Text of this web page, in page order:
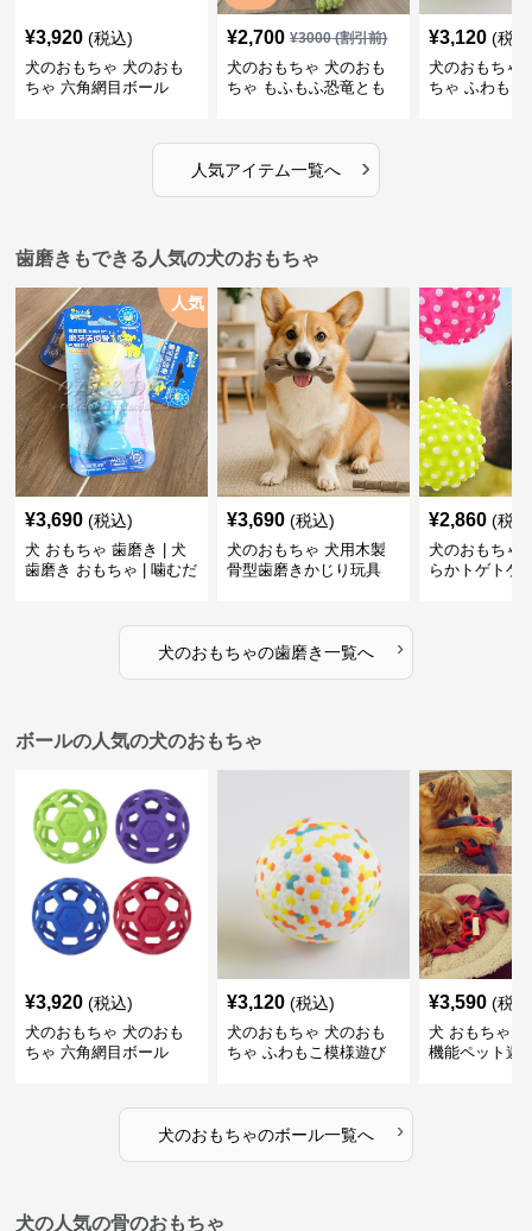
¥3,920 (税込)
犬のおもちゃ 犬のおも
ちゃ 六角網目ボール
¥2,700 ¥3000(割引前)
犬のおもちゃ 犬のおも
ちゃ もふもふ恐竜とも
¥3,120 (税
犬のおもちゃ
ちゃ ふわもこ
人気アイテム一覧へ ›
歯磨きもできる人気の犬のおもちゃ
人気
¥3,690 (税込)
犬 おもちゃ 歯磨き | 犬
歯磨き おもちゃ | 噛むだ
¥3,690 (税込)
犬のおもちゃ 犬用木製
骨型歯磨きかじり玩具
¥2,860 (税
犬のおもちゃ
らかトゲトゲ
犬のおもちゃの歯磨き一覧へ ›
ボールの人気の犬のおもちゃ
¥3,920 (税込)
犬のおもちゃ 犬のおも
ちゃ 六角網目ボール
¥3,120 (税込)
犬のおもちゃ 犬のおも
ちゃ ふわもこ模様遊び
¥3,590 (税
犬 おもちゃ
機能ペット遊
犬のおもちゃのボール一覧へ ›
犬の人気の骨のおもちゃ